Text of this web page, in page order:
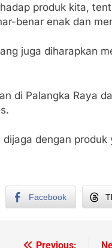
produk kita,
benar enak dan
juga diharapkan
di Palangka Raya
dengan
Facebook
Previous: